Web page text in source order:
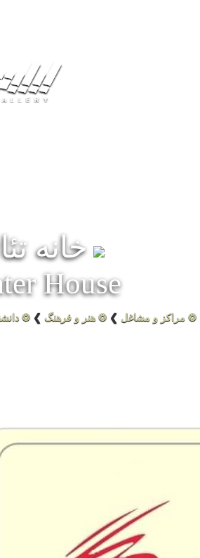
خانه
House
❂ مراکز و مشاغل ❯ ❂ هنر و فرهنگ ❯
❂